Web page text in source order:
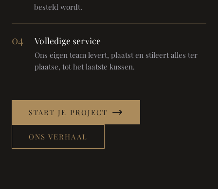
besteld wordt.
04 Volledige service
Ons eigen team levert, plaatst en stileert alles ter
plaatse, tot het laatste kussen.
START JE PROJECT
ONS VERHAAL